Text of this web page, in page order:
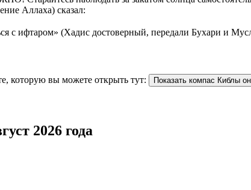
Аллаха) сказал:
с ифтаром» (Хадис достоверный, передали Бухари и
которую вы можете открыть тут: Показать компас Киблы
2026 года